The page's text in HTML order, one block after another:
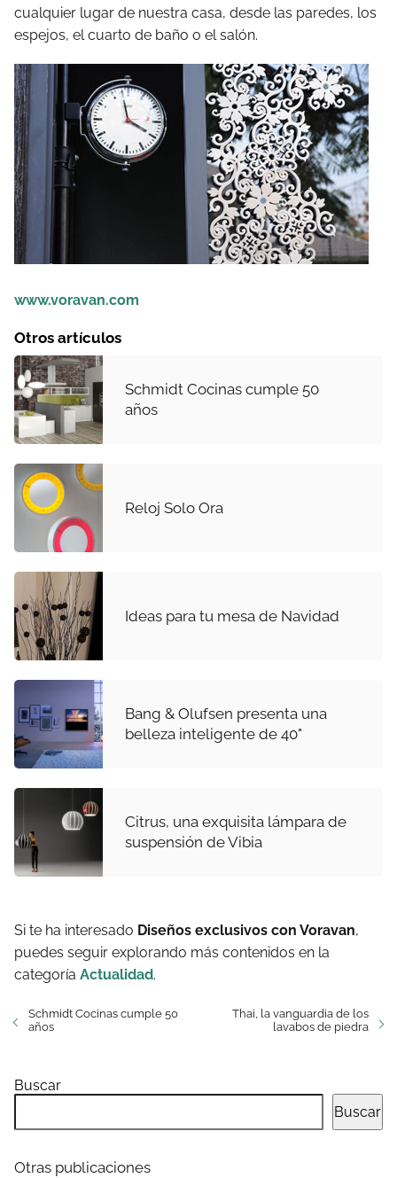
cualquier lugar de nuestra casa, desde las paredes, los
espejos, el cuarto de baño o el salón.
www.voravan.com
Otros artículos
Schmidt Cocinas cumple 50
años
Reloj Solo Ora
Ideas para tu mesa de Navidad
Bang & Olufsen presenta una
belleza inteligente de 40"
Citrus, una exquisita lámpara de
suspensión de Vibia
Si te ha interesado Diseños exclusivos con Voravan,
puedes seguir explorando más contenidos en la
categoría Actualidad.
Schmidt Cocinas cumple 50
años
Thai, la vanguardia de los
lavabos de piedra
Buscar
Buscar
Otras publicaciones